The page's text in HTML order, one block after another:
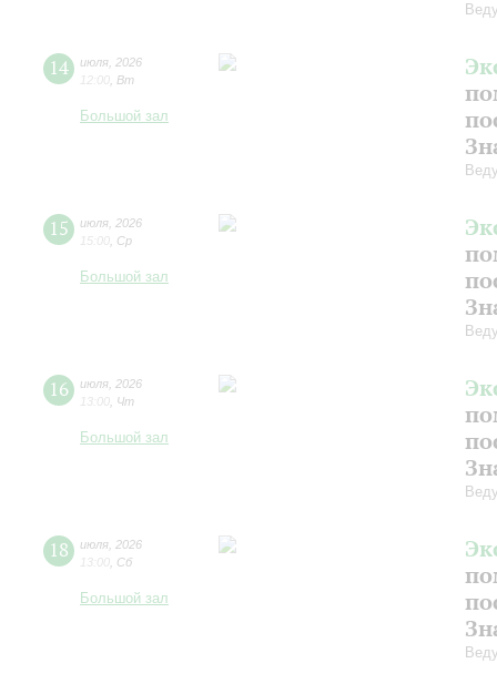
14 июля 2026
12:00 Вт
Большой зал
15 июля 2026
15:00 Ср
Большой зал
16 июля 2026
13:00 Чт
Большой зал
18 июля 2026
13:00 Сб
Большой зал